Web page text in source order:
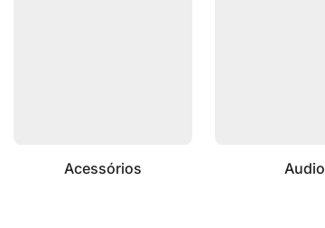
Acessórios Audio